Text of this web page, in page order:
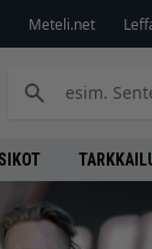
Meteli.net